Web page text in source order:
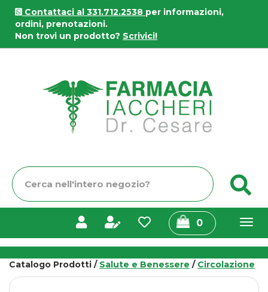
Passa
contenuto
principale
Contattaci al 331.712.2538 per informazioni,
ordini, prenotazioni.
Non trovi un prodotto? Scrivici!
Cerca
Prodotto
0prodotti
inseriti
Catalogo Prodotti / Salute e Benessere / Circolazione